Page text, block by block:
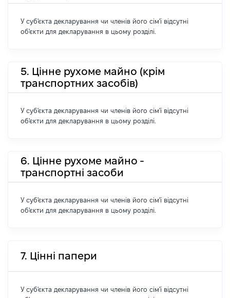
У суб'єкта декларування чи членів його сім'ї відсутні
об'єкти для декларування в цьому розділі.
5. Цінне рухоме майно (крім
транспортних засобів)
У суб'єкта декларування чи членів його сім'ї відсутні
об'єкти для декларування в цьому розділі.
6. Цінне рухоме майно -
транспортні засоби
У суб'єкта декларування чи членів його сім'ї відсутні
об'єкти для декларування в цьому розділі.
7. Цінні папери
У суб'єкта декларування чи членів його сім'ї відсутні